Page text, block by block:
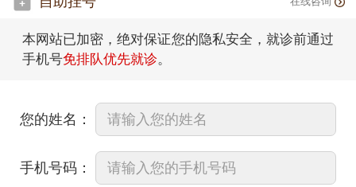
本网站已加密，绝对保证您的隐私安全，就诊前通过
手机号免排队优先就诊。
您的姓名：
手机号码：